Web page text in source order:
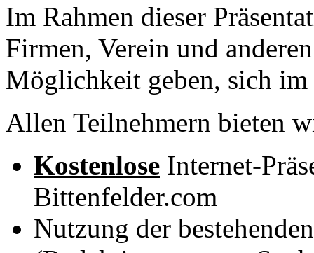
Im Rahmen dieser
Firmen, Verein und
Möglichkeit geben, sich im
Allen Teilnehmern bieten
Kostenlose Internet-
Bittenfelder.com
Nutzung der